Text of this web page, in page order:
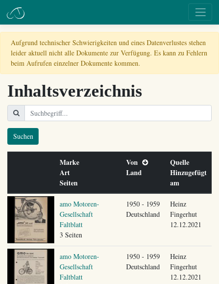
Aufgrund technischer Schwierigkeiten und eines Datenverlustes stehen
leider aktuell nicht alle Dokumente zur Verfügung. Es kann zu Fehlern
beim Aufrufen einzelner Dokumente kommen.
Inhaltsverzeichnis
Suchen
Marke
Art
Seiten
Von
Land
Quelle
Hinzugefügt
am
amo Motoren-
Gesellschaft
Faltblatt
3 Seiten
1950 - 1959
Deutschland
Heinz
Fingerhut
12.12.2021
amo Motoren-
Gesellschaft
Faltblatt
1950 - 1959
Deutschland
Heinz
Fingerhut
12.12.2021